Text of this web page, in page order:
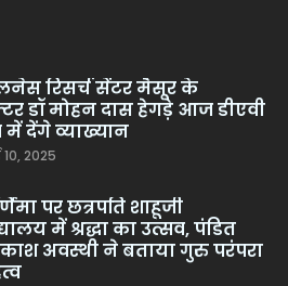
रिसर्च सेंटर मैसूर के
डॉ मोहन दास हेगड़े आज डीएवी
देंगे व्याख्यान
2025
पर छत्रपति शाहूजी
में श्रद्धा का उत्सव, पंडित
अवस्थी ने बताया गुरु परंपरा